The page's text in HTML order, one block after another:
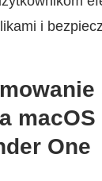
i
macOS
One